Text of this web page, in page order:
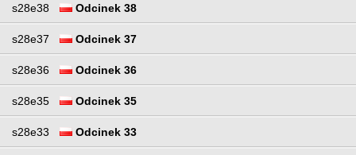
s28e38 Odcinek 38
s28e37 Odcinek 37
s28e36 Odcinek 36
s28e35 Odcinek 35
s28e33 Odcinek 33